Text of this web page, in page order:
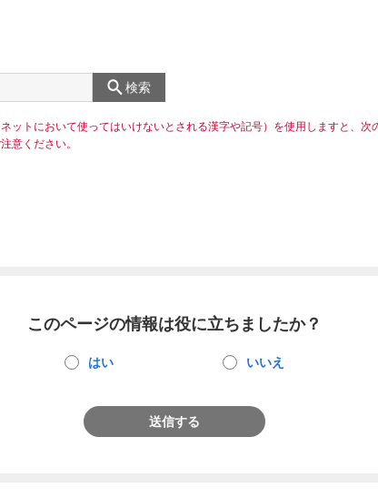
検索
ットにおいて使ってはいけないとされる漢字や記号）を使用しますと、次
意ください。
このページの情報は役に立ちましたか？
はい いいえ
送信する